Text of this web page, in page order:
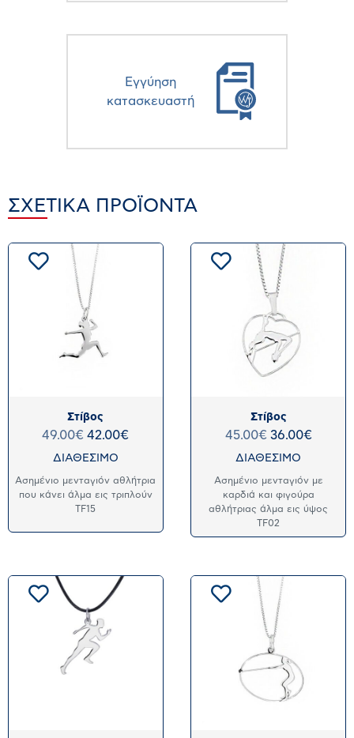
Eγγύηση
κατασκευαστή
ΣΧΕΤΙΚΆ ΠΡΟΪΌΝΤΑ
Στίβος
49.00€ 42.00€
ΔΙΑΘΕΣΙΜΟ
Ασημένιο μενταγιόν αθλήτρια
που κάνει άλμα εις τριπλούν
TF15
Στίβος
45.00€ 36.00€
ΔΙΑΘΕΣΙΜΟ
Ασημένιο μενταγιόν με
καρδιά και φιγούρα
αθλήτριας άλμα εις ύψος
TF02